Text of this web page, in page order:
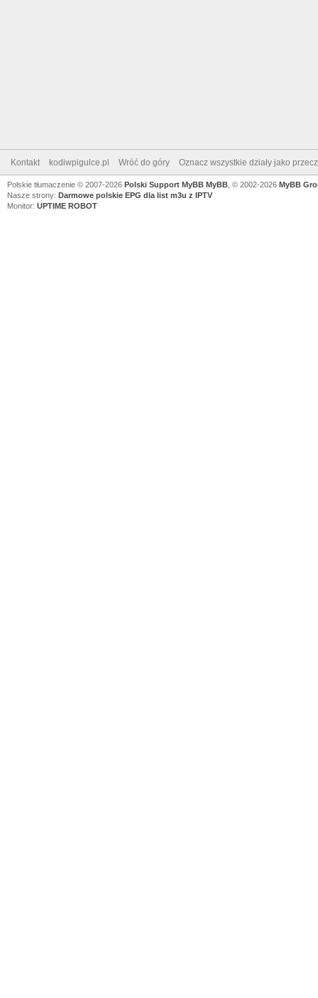
Kontakt kodiwpigulce.pl Wróć do góry Oznacz wszystkie działy jako
Polskie tłumaczenie © 2007-2026 Polski Support MyBB MyBB , © 2002-2026 MyBB
Nasze strony: Darmowe polskie EPG dla list m3u z IPTV
Monitor: UPTIME ROBOT